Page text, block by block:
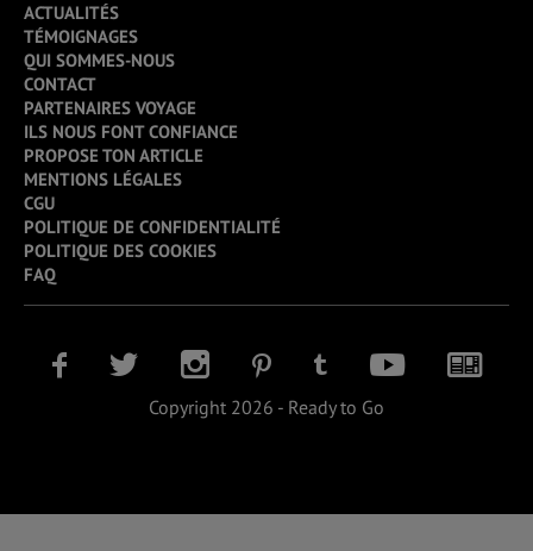
ACTUALITÉS
TÉMOIGNAGES
QUI SOMMES-NOUS
CONTACT
PARTENAIRES VOYAGE
ILS NOUS FONT CONFIANCE
PROPOSE TON ARTICLE
MENTIONS LÉGALES
CGU
POLITIQUE DE CONFIDENTIALITÉ
POLITIQUE DES COOKIES
FAQ
Copyright 2026 - Ready to Go